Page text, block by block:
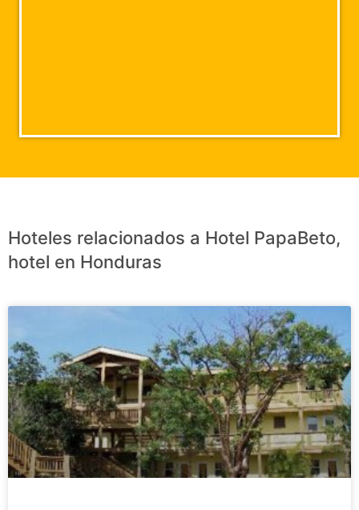
Hoteles relacionados a Hotel PapaBeto,
hotel en Honduras